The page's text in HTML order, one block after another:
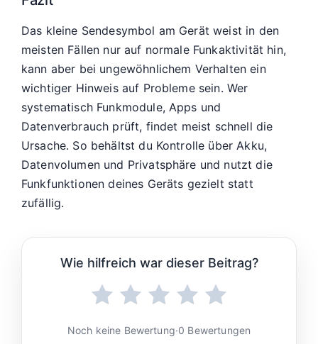
Das kleine Sendesymbol am Gerät weist in den
meisten Fällen nur auf normale Funkaktivität hin,
kann aber bei ungewöhnlichem Verhalten ein
wichtiger Hinweis auf Probleme sein. Wer
systematisch Funkmodule, Apps und
Datenverbrauch prüft, findet meist schnell die
Ursache. So behältst du Kontrolle über Akku,
Datenvolumen und Privatsphäre und nutzt die
Funkfunktionen deines Geräts gezielt statt
zufällig.
Wie hilfreich war dieser Beitrag?
Noch keine Bewertung·0 Bewertungen